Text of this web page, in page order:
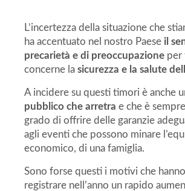
L’incertezza della situazione che
ha accentuato nel nostro Paese il
precarietà e di preoccupazione per
concerne la sicurezza e la salute
A incidere su questi timori è anche
pubblico che arretra e che è
grado di offrire delle garanzie
agli eventi che possono minare
economico, di una famiglia.
Sono forse questi i motivi che
registrare nell’anno un rapido